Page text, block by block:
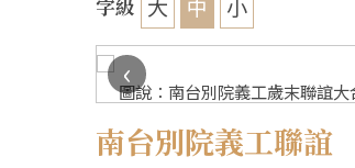
字級 大 中 小
圖說：南台別院義工歲末聯誼
‹
南台別院義工聯